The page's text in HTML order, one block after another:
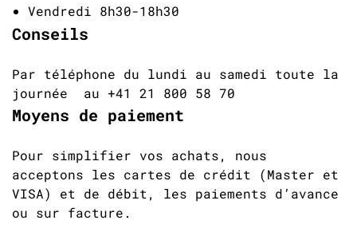
Vendredi 8h30-18h30
Conseils
Par téléphone du lundi au samedi toute la
journée au +41 21 800 58 70
Moyens de paiement
Pour simplifier vos achats, nous
acceptons les cartes de crédit (Master et
VISA) et de débit, les paiements d’avance
ou sur facture.